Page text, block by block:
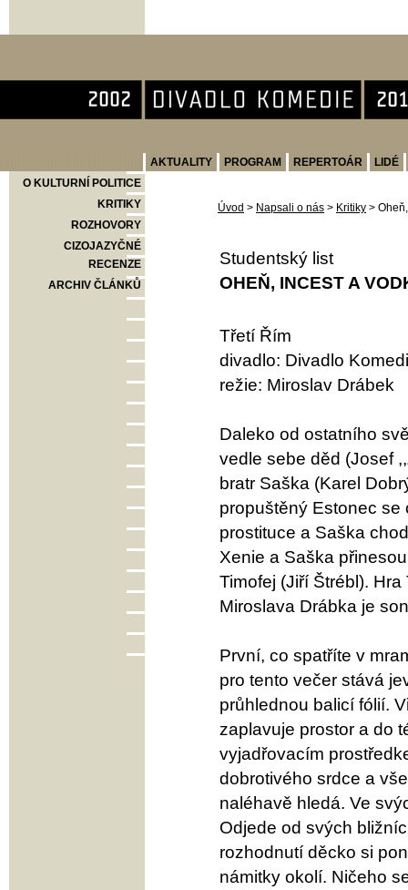
AKTUALITY PROGRAM REPERTOÁR
LIDÉ
O KULTURNÍ POLITICE
KRITIKY
ROZHOVORY
CIZOJAZYČNÉ
RECENZE
ARCHIV ČLÁNKŮ
Úvod > Napsali o nás > Kritiky >
Studentský list
OHEŇ, INCEST A
Třetí Řím
divadlo: Divadlo
režie: Miroslav Drábek
Daleko od ostatního
vedle sebe děd (Josef
bratr Saška (Karel
propuštěný Estonec
prostituce a Saška
Xenie a Saška
Timofej (Jiří Štrébl).
Miroslava Drábka je
První, co spatříte v
pro tento večer stává
průhlednou balicí fólií.
zaplavuje prostor a do
vyjadřovacím
dobrotivého srdce a
naléhavě hledá. Ve
Odjede od svých
rozhodnutí děcko si
námitky okolí. Ničeho